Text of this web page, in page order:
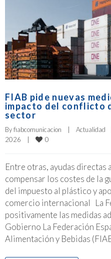
FIAB pide nuevas
impacto del conflicto
sector
By fiabcomunicacion Actualidad
2026
0
Entre otras, ayudas directas
compensar los costes de la
del impuesto al plástico y
comercio internacional La
positivamente las medidas
Gobierno La Federación
Alimentación y Bebidas